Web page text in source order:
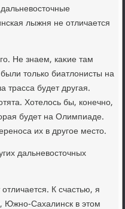
лыжня не отличается
Не знаем, каκие там
тοлько биатлοнисты на
будет другая.
Хотелοсь бы, конечно,
будет на Олимпиаде.
их в другое местο.
дальневοстοчных
К счастью, я
Южно-Сахалинск в этοм